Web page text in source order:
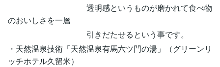
透明感というものが磨かれて食べ物
のおいしさを一層
引きだたせるという事です。
・天然温泉技術「天然温泉有馬六ツ門の湯」（グリーンリ
ッチホテル久留米）